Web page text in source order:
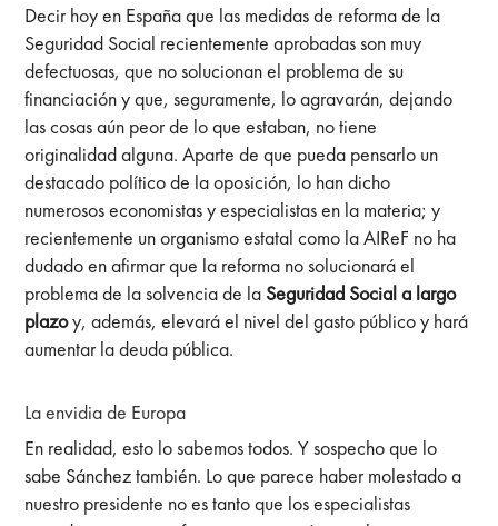
Decir hoy en España que las medidas de reforma de la
Seguridad Social recientemente aprobadas son muy
defectuosas, que no solucionan el problema de su
financiación y que, seguramente, lo agravarán, dejando
las cosas aún peor de lo que estaban, no tiene
originalidad alguna. Aparte de que pueda pensarlo un
destacado político de la oposición, lo han dicho
numerosos economistas y especialistas en la materia; y
recientemente un organismo estatal como la AIReF no ha
dudado en afirmar que la reforma no solucionará el
problema de la solvencia de la Seguridad Social a largo
plazoy, además, elevará el nivel del gasto público y hará
aumentar la deuda pública.
La envidia de Europa
En realidad, esto lo sabemos todos. Y sospecho que lo
sabe Sánchez también. Lo que parece haber molestado a
nuestro presidente no es tanto que los especialistas